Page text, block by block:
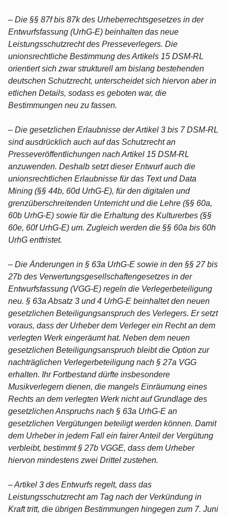
– Die §§ 87f bis 87k des Urheberrechtsgesetzes in der
Entwurfsfassung (UrhG-E) beinhalten das neue
Leistungsschutzrecht des Presseverlegers. Die
unionsrechtliche Bestimmung des Artikels 15 DSM-RL
orientiert sich zwar strukturell am bislang bestehenden
deutschen Schutzrecht, unterscheidet sich hiervon aber in
etlichen Details, sodass es geboten war, die
Bestimmungen neu zu fassen.
– Die gesetzlichen Erlaubnisse der Artikel 3 bis 7 DSM-RL
sind ausdrücklich auch auf das Schutzrecht an
Presseveröffentlichungen nach Artikel 15 DSM-RL
anzuwenden. Deshalb setzt dieser Entwurf auch die
unionsrechtlichen Erlaubnisse für das Text und Data
Mining (§§ 44b, 60d UrhG-E), für den digitalen und
grenzüberschreitenden Unterricht und die Lehre (§§ 60a,
60b UrhG-E) sowie für die Erhaltung des Kulturerbes (§§
60e, 60f UrhG-E) um. Zugleich werden die §§ 60a bis 60h
UrhG entfristet.
– Die Änderungen in § 63a UrhG-E sowie in den §§ 27 bis
27b des Verwertungsgesellschaftengesetzes in der
Entwurfsfassung (VGG-E) regeln die Verlegerbeteiligung
neu. § 63a Absatz 3 und 4 UrhG-E beinhaltet den neuen
gesetzlichen Beteiligungsanspruch des Verlegers. Er setzt
voraus, dass der Urheber dem Verleger ein Recht an dem
verlegten Werk eingeräumt hat. Neben dem neuen
gesetzlichen Beteiligungsanspruch bleibt die Option zur
nachträglichen Verlegerbeteiligung nach § 27a VGG
erhalten. Ihr Fortbestand dürfte insbesondere
Musikverlegern dienen, die mangels Einräumung eines
Rechts an dem verlegten Werk nicht auf Grundlage des
gesetzlichen Anspruchs nach § 63a UrhG-E an
gesetzlichen Vergütungen beteiligt werden können. Damit
dem Urheber in jedem Fall ein fairer Anteil der Vergütung
verbleibt, bestimmt § 27b VGGE, dass dem Urheber
hiervon mindestens zwei Drittel zustehen.
– Artikel 3 des Entwurfs regelt, dass das
Leistungsschutzrecht am Tag nach der Verkündung in
Kraft tritt, die übrigen Bestimmungen hingegen zum 7. Juni